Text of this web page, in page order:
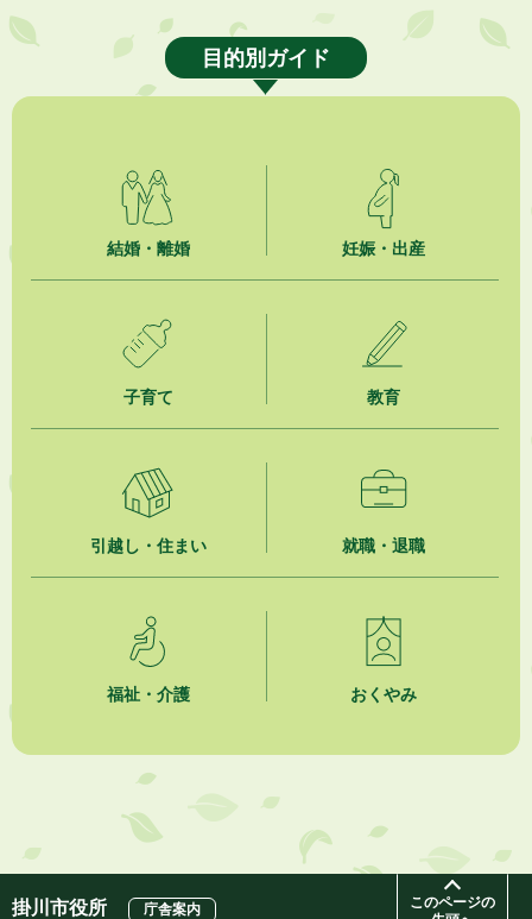
「お茶を知る・体験する講座」を開催します
掛川市広告入り窓口封筒無償提供者募集
2026年8月4日
市民の勇気ある応急手当に感謝状を贈呈しました
「水道カルテ」の公表について
2026年8月3日
企業版ふるさと納税（地方創生応援税制）のお願い
【参加者募集】プロ棋士から学ぼう！はじめての将棋教室
市民活動カレンダー（リスト形式）
目的別ガイド
結婚・離婚 妊娠・出産
子育て 教育
引越し・住まい 就職・退職
福祉・介護 おくやみ
このページの
掛川市役所 庁舎案内